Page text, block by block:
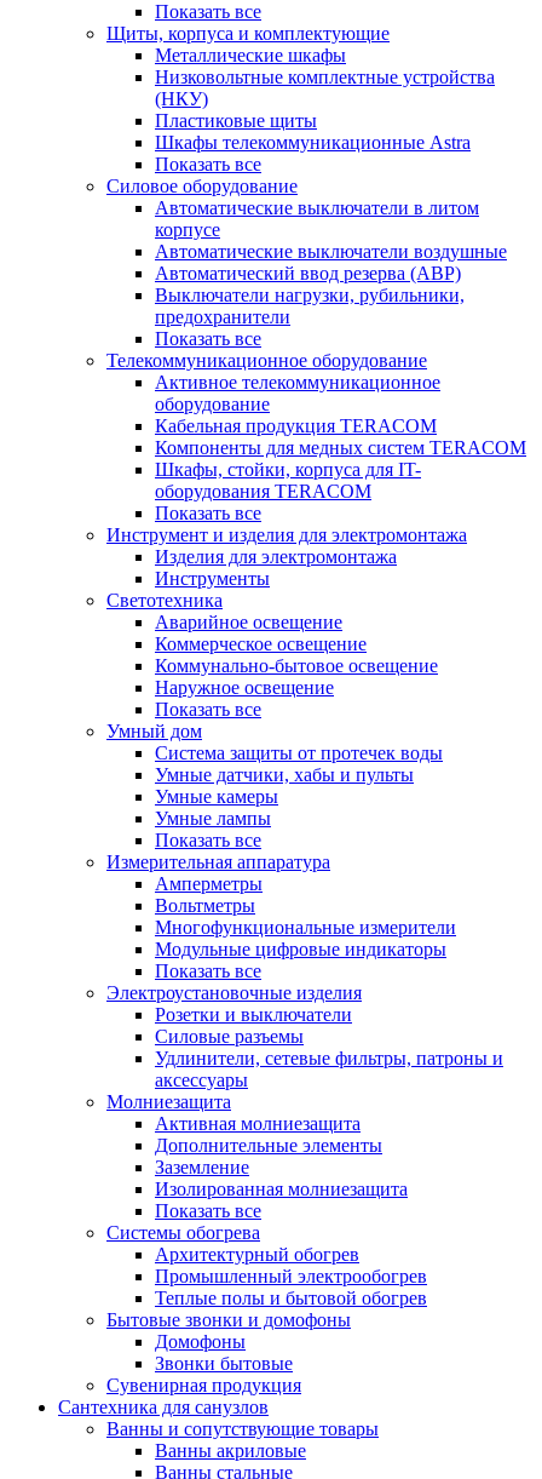
Показать все
Щиты, корпуса и комплектующие
Металлические шкафы
Низковольтные комплектные устройства
(НКУ)
Пластиковые щиты
Шкафы телекоммуникационные Astra
Показать все
Силовое оборудование
Автоматические выключатели в литом
корпусе
Автоматические выключатели воздушные
Автоматический ввод резерва (АВР)
Выключатели нагрузки, рубильники,
предохранители
Показать все
Телекоммуникационное оборудование
Активное телекоммуникационное
оборудование
Кабельная продукция TERACOM
Компоненты для медных систем TERACOM
Шкафы, стойки, корпуса для IT-
оборудования TERACOM
Показать все
Инструмент и изделия для электромонтажа
Изделия для электромонтажа
Инструменты
Светотехника
Аварийное освещение
Коммерческое освещение
Коммунально-бытовое освещение
Наружное освещение
Показать все
Умный дом
Система защиты от протечек воды
Умные датчики, хабы и пульты
Умные камеры
Умные лампы
Показать все
Измерительная аппаратура
Амперметры
Вольтметры
Многофункциональные измерители
Модульные цифровые индикаторы
Показать все
Электроустановочные изделия
Розетки и выключатели
Силовые разъемы
Удлинители, сетевые фильтры, патроны и
аксессуары
Молниезащита
Активная молниезащита
Дополнительные элементы
Заземление
Изолированная молниезащита
Показать все
Системы обогрева
Архитектурный обогрев
Промышленный электрообогрев
Теплые полы и бытовой обогрев
Бытовые звонки и домофоны
Домофоны
Звонки бытовые
Сувенирная продукция
Сантехника для санузлов
Ванны и сопутствующие товары
Ванны акриловые
Ванны стальные